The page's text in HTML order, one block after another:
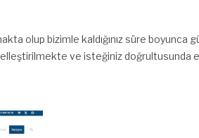
olup bizimle kaldığınız süre boyunca
ve isteğiniz doğrultusunda